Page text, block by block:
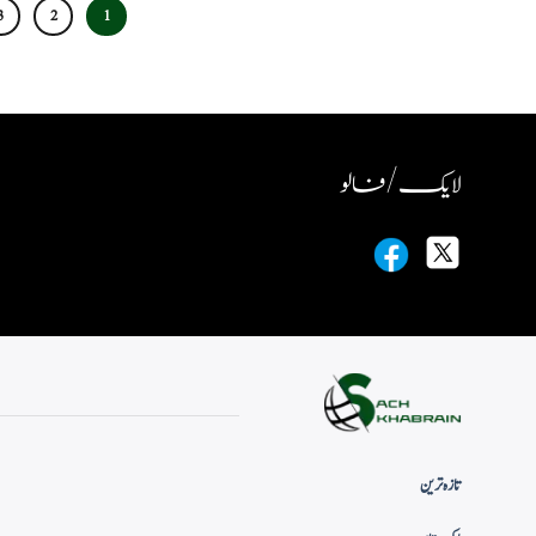
1
2
لایک / فالو
تازہ ترین